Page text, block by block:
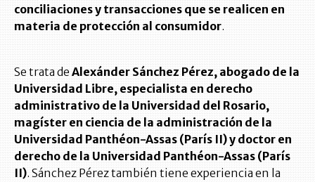
conciliaciones y transacciones que se realicen en
materia de protección al consumidor.
Se trata de Alexánder Sánchez Pérez, abogado de la
Universidad Libre, especialista en derecho
administrativo de la Universidad del Rosario,
magíster en ciencia de la administración de la
Universidad Panthéon-Assas (París II) y doctor en
derecho de la Universidad Panthéon-Assas (París
II). Sánchez Pérez también tiene experiencia en la